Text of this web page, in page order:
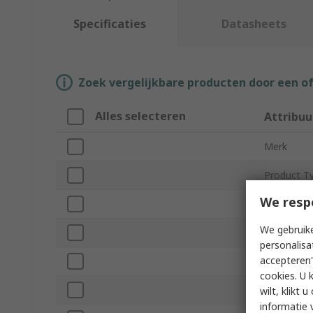
Specificaties Datasheets
Zoek vergelijkbare producten door een
Alles selecteren
Merk
Product
Material
Number
Sub Type
Overall
We
We
cookies. U
wilt, klikt u
informatie